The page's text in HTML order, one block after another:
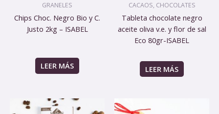
GRANELES
Chips Choc. Negro Bio y C.
Justo 2kg – ISABEL
LEER MÁS
CACAOS, CHOCOLATES
Tableta chocolate negro
aceite oliva v.e. y flor de sal
Eco 80gr-ISABEL
LEER MÁS